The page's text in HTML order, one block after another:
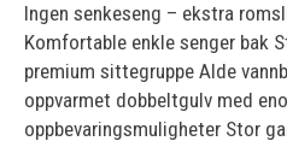
Ingen senkeseng – ekstra
Komfortable enkle senger bak
premium sittegruppe Alde
oppvarmet dobbeltgulv med
oppbevaringsmuligheter Stor